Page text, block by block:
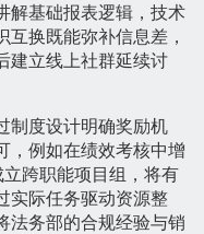
解基础报表逻辑，技术
互换既能弥补信息差，
建立线上社群延续讨
制度设计明确奖励机
，例如在绩效考核中增
立跨职能项目组，将有
实际任务驱动资源整
法务部的合规经验与销